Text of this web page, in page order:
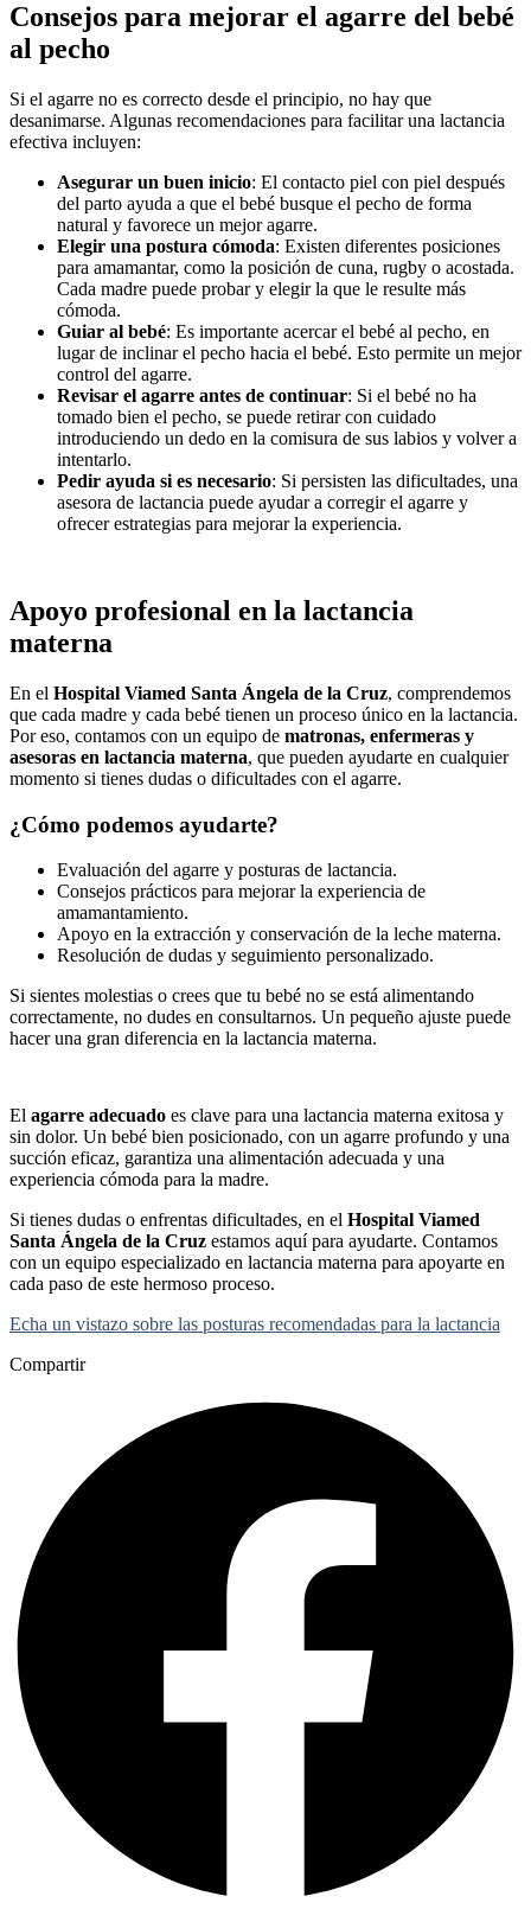
Consejos para mejorar el agarre del bebé
al pecho
Si el agarre no es correcto desde el principio, no hay que
desanimarse. Algunas recomendaciones para facilitar una lactancia
efectiva incluyen:
Asegurar un buen inicio: El contacto piel con piel después
del parto ayuda a que el bebé busque el pecho de forma
natural y favorece un mejor agarre.
Elegir una postura cómoda: Existen diferentes posiciones
para amamantar, como la posición de cuna, rugby o acostada.
Cada madre puede probar y elegir la que le resulte más
cómoda.
Guiar al bebé: Es importante acercar el bebé al pecho, en
lugar de inclinar el pecho hacia el bebé. Esto permite un mejor
control del agarre.
Revisar el agarre antes de continuar: Si el bebé no ha
tomado bien el pecho, se puede retirar con cuidado
introduciendo un dedo en la comisura de sus labios y volver a
intentarlo.
Pedir ayuda si es necesario: Si persisten las dificultades, una
asesora de lactancia puede ayudar a corregir el agarre y
ofrecer estrategias para mejorar la experiencia.
Apoyo profesional en la lactancia
materna
En el Hospital Viamed Santa Ángela de la Cruz, comprendemos
que cada madre y cada bebé tienen un proceso único en la lactancia.
Por eso, contamos con un equipo de matronas, enfermeras y
asesoras en lactancia materna, que pueden ayudarte en cualquier
momento si tienes dudas o dificultades con el agarre.
¿Cómo podemos ayudarte?
Evaluación del agarre y posturas de lactancia.
Consejos prácticos para mejorar la experiencia de
amamantamiento.
Apoyo en la extracción y conservación de la leche materna.
Resolución de dudas y seguimiento personalizado.
Si sientes molestias o crees que tu bebé no se está alimentando
correctamente, no dudes en consultarnos. Un pequeño ajuste puede
hacer una gran diferencia en la lactancia materna.
El agarre adecuado es clave para una lactancia materna exitosa y
sin dolor. Un bebé bien posicionado, con un agarre profundo y una
succión eficaz, garantiza una alimentación adecuada y una
experiencia cómoda para la madre.
Si tienes dudas o enfrentas dificultades, en el Hospital Viamed
Santa Ángela de la Cruz estamos aquí para ayudarte. Contamos
con un equipo especializado en lactancia materna para apoyarte en
cada paso de este hermoso proceso.
Echa un vistazo sobre las posturas recomendadas para la lactancia
Compartir